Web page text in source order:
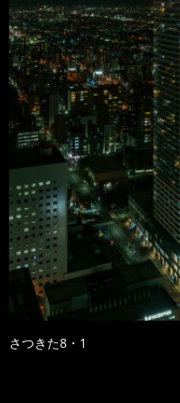
さつきた8・1